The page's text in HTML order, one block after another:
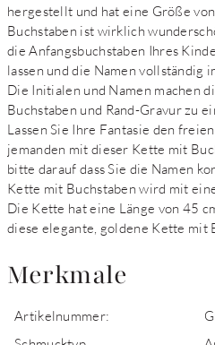
hergestellt und hat eine Größe
Buchstaben ist wirklich
die Anfangsbuchstaben Ihres
lassen und die Namen vollständig
Die Initialen und Namen machen
Buchstaben und Rand-Gravur zu
Lassen Sie Ihre Fantasie den
jemanden mit dieser Kette mit
bitte darauf dass Sie die Namen
Kette mit Buchstaben wird mit
Die Kette hat eine Länge von 45
diese elegante, goldene Kette mit
Merkmale
Artikelnummer: